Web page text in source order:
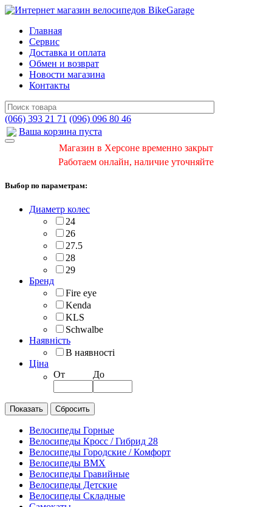
Главная
Сервис
Доставка и оплата
Обмен и возврат
Новости магазина
Контакты
(066) 393 21 71 (096) 096 80 46
Ваша корзина пуста
Магазин в Херсоне временно закрыт
Работаем онлайн, наличие уточняйте
Выбор по параметрам:
Диаметр колес
24
26
27.5
28
29
Бренд
Fire eye
Kenda
KLS
Schwalbe
Наявність
В наявності
Ціна
От
До
Велосипеды Горные
Велосипеды Кросс / Гибрид 28
Велосипеды Городские / Комфорт
Велосипеды BMX
Велосипеды Гравийные
Велосипеды Детские
Велосипеды Складные